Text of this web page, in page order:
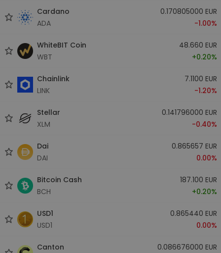
Cardano
ADA
0.170805000 EUR
-1.00%
WhiteBIT Coin
WBT
48.660 EUR
+0.20%
Chainlink
LINK
7.1100 EUR
-1.20%
Stellar
XLM
0.141796000 EUR
-0.40%
Dai
DAI
0.865657 EUR
0.00%
Bitcoin Cash
BCH
187.100 EUR
+0.20%
USD1
USD1
0.865440 EUR
0.00%
Canton
0.086676000 EUR